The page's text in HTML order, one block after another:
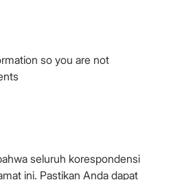
so you are not
seluruh korespondensi
ini. Pastikan Anda dapat